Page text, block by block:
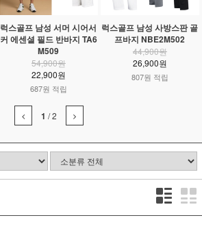
럭스골프 남성 서머 시어서
커 에센셜 필드 반바지 TA6
M509
54,900원
22,900원
687원 적립
럭스골프 남성 사방스판 골
프바지 NBE2M502
44,900원
26,900원
807원 적립
1 /2